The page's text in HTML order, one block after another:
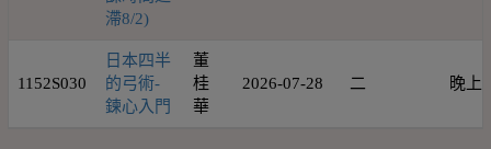
滯8/2)
1152S030
日本四半
的弓術-
鍊心入門
董
桂
華
2026-07-28 二 晚上